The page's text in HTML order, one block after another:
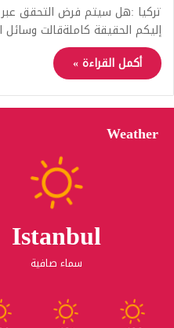
إليكم الحقيقة كاملةقالت وسائل
أكمل القراءة »
Weather
Istanbul
سماء صافية